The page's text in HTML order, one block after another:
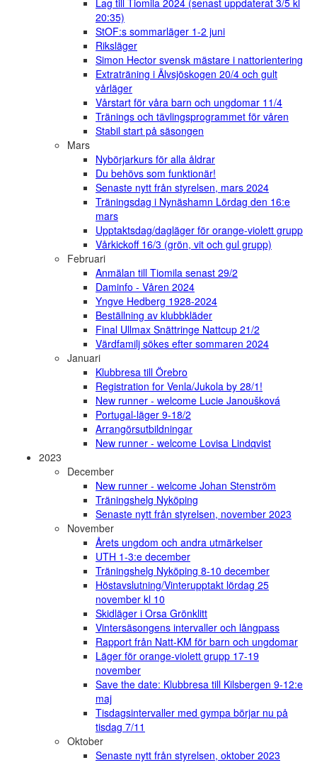
Lag till Tiomila 2024 (senast uppdaterat 3/5 kl
20:35)
StOF:s sommarläger 1-2 juni
Riksläger
Simon Hector svensk mästare i nattorientering
Extraträning i Älvsjöskogen 20/4 och gult
vårläger
Vårstart för våra barn och ungdomar 11/4
Tränings och tävlingsprogrammet för våren
Stabil start på säsongen
Mars
Nybörjarkurs för alla åldrar
Du behövs som funktionär!
Senaste nytt från styrelsen, mars 2024
Träningsdag i Nynäshamn Lördag den 16:e
mars
Upptaktsdag/dagläger för orange-violett grupp
Vårkickoff 16/3 (grön, vit och gul grupp)
Februari
Anmälan till Tiomila senast 29/2
Daminfo - Våren 2024
Yngve Hedberg 1928-2024
Beställning av klubbkläder
Final Ullmax Snättringe Nattcup 21/2
Värdfamilj sökes efter sommaren 2024
Januari
Klubbresa till Örebro
Registration for Venla/Jukola by 28/1!
New runner - welcome Lucie Janoušková
Portugal-läger 9-18/2
Arrangörsutbildningar
New runner - welcome Lovisa Lindqvist
2023
December
New runner - welcome Johan Stenström
Träningshelg Nyköping
Senaste nytt från styrelsen, november 2023
November
Årets ungdom och andra utmärkelser
UTH 1-3:e december
Träningshelg Nyköping 8-10 december
Höstavslutning/Vinterupptakt lördag 25
november kl 10
Skidläger i Orsa Grönklitt
Vintersäsongens intervaller och långpass
Rapport från Natt-KM för barn och ungdomar
Läger för orange-violett grupp 17-19
november
Save the date: Klubbresa till Kilsbergen 9-12:e
maj
Tisdagsintervaller med gympa börjar nu på
tisdag 7/11
Oktober
Senaste nytt från styrelsen, oktober 2023